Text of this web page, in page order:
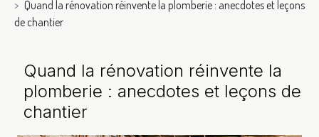
Quand la rénovation réinvente la plomberie : anecdotes et leçons
de chantier
Quand la rénovation réinvente la
plomberie : anecdotes et leçons de
chantier